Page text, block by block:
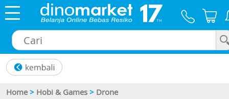
Home > Hobi & Games > Drone